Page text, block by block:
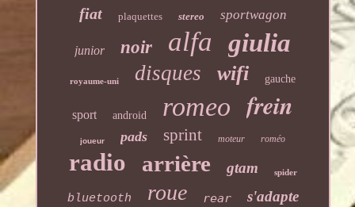
fiat plaquettes stereo sportwagon
junior noir alfa giulia
royaume-uni disques wifi gauche
sport android romeo frein
joueur pads sprint moteur roméo
radio arrière gtam spider
bluetooth roue rear s'adapte